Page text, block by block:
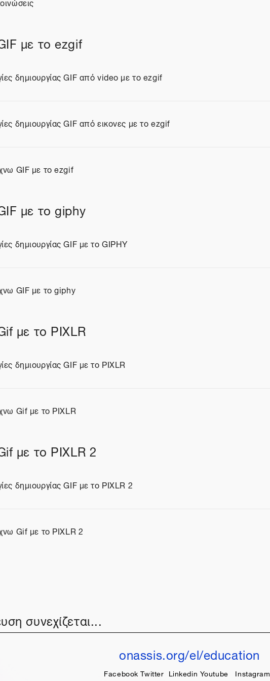
με το ezgif
δημιουργίας GIF από video με το ezgif
δημιουργίας GIF από εικονες με το ezgif
GIF με το ezgif
με το giphy
δημιουργίας GIF με το GIPHY
GIF με το giphy
με το PIXLR
δημιουργίας GIF με το PIXLR
Gif με το PIXLR
με το PIXLR 2
δημιουργίας GIF με το PIXLR 2
Gif με το PIXLR 2
συνεχίζεται...
onassis.org/el/education
Facebook Twitter Linkedin Youtube Instagram